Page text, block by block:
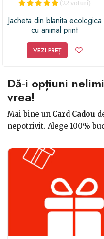
(22 voturi)
Jacheta din blanita ecologica
cu animal print
VEZI PREȚ
Dă-i opțiuni
vrea!
Mai bine un Card Cadou
nepotrivit. Alege 100%